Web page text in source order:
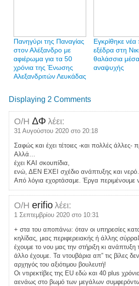
Πανηγύρι της Παναγίας
στον Αλέξανδρο με
αφιέρωμα για τα 50
χρόνια της Ένωσης
Αλεξανδριτών Λευκάδας
Εγκρίθηκε
εξέδρα στη
θαλάσσια μέσα
αναψυχής
Displaying 2 Comments
Ο/Η ΔΦ λέει:
31 Αυγούστου 2020 στο 20:18
Σαφώς και έχει τέτοιες -και πολλές άλλες-
Αλλά…
έχει ΚΑΙ σκουπίδια,
ενώ, ΔΕΝ ΕΧΕΙ σχέδιο ανάπτυξης και
Από λόγια εχορτάσαμε. Έργα περιμένουμε
Ο/Η erifio λέει:
1 Σεπτεμβρίου 2020 στο 10:31
+ στα του αποπάνω: όταν οι υπηρεσίες
κηλίδας, μιας περιφερειακής ή άλλης
έχουμε το νου μας την στήριξη κι ανάπτυξη
άλλο έχουμε. Τα ντουβάρια απ” τις βίλες
αρχηγός του αξιότιμου βουλευτή!
Οι ντιρεκτίβες της EU εδώ και 40 plus
αενάως στο βωμό των μεγάλων